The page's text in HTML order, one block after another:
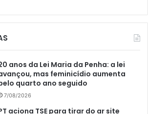
anos da Lei Maria da Penha: a lei
mas feminicídio aumenta
quarto ano seguido
7/08/2026
aciona TSE para tirar do ar site